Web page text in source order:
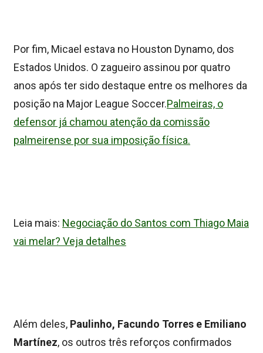
Por fim, Micael estava no Houston Dynamo, dos
Estados Unidos. O zagueiro assinou por quatro
anos após ter sido destaque entre os melhores da
posição na Major League Soccer.Palmeiras, o
defensor já chamou atenção da comissão
palmeirense por sua imposição física.
Leia mais: Negociação do Santos com Thiago Maia
vai melar? Veja detalhes
Além deles, Paulinho, Facundo Torres e Emiliano
Martínez, os outros três reforços confirmados